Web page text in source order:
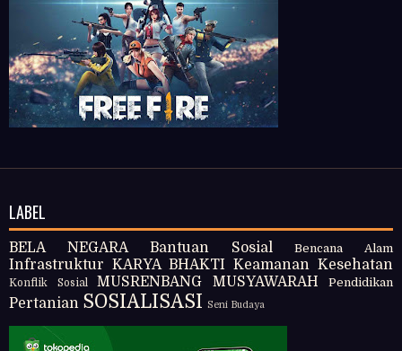
LABEL
BELA NEGARA Bantuan Sosial Bencana Alam
Infrastruktur KARYA BHAKTI Keamanan Kesehatan
Konflik Sosial MUSRENBANG MUSYAWARAH Pendidikan
Pertanian SOSIALISASI Seni Budaya